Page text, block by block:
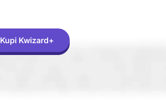
Kupi Kwizard+